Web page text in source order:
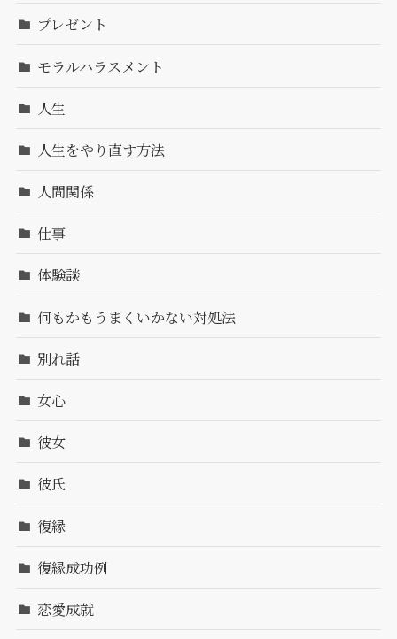
プレゼント
モラルハラスメント
人生
人生をやり直す方法
人間関係
仕事
体験談
何もかもうまくいかない対処法
別れ話
女心
彼女
彼氏
復縁
復縁成功例
恋愛成就